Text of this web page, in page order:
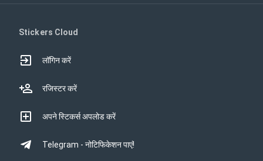
Stickers Cloud
लॉगिन करें
रजिस्टर करें
अपने स्टिकर्स अपलोड करें
Telegram - नोटिफिकेशन पाएं!